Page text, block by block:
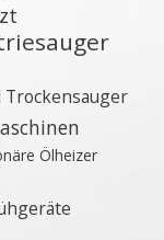
Trockensauger
Ölheizer